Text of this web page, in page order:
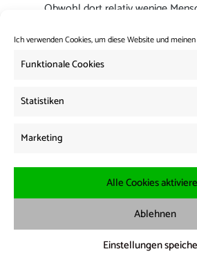
Ich verwenden Cookies, um diese Website und
Funktionale Cookies
Statistiken
Marketing
Alle Cookies
Ablehnen
Einstellungen
Obwohl dort relativ wenige
häufig Opfer rassistischer
Beitrags-
Navigation
Vorheriger
News from the Borders 20.03.2024
Weiter:
Beitrag:
News from the Borders 25.03.2024
Datenschutz·Cookie Richtline